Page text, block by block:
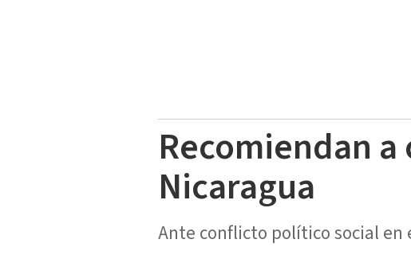
Recomiendan
Nicaragua
Ante conflicto político social en